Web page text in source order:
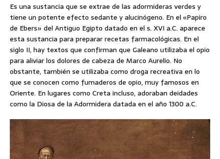
Es una sustancia que se extrae de las adormideras verdes y
tiene un potente efecto sedante y alucinógeno. En el «Papiro
de Ebers» del Antiguo Egipto datado en el s. XVI a.C. aparece
esta sustancia para preparar recetas farmacológicas. En el
siglo II, hay textos que confirman que Galeano utilizaba el opio
para aliviar los dolores de cabeza de Marco Aurelio. No
obstante, también se utilizaba como droga recreativa en lo
que se conocen como fumaderos de opio, muy famosos en
Oriente. En lugares como Creta incluso, adoraban deidades
como la Diosa de la Adormidera datada en el año 1300 a.C.